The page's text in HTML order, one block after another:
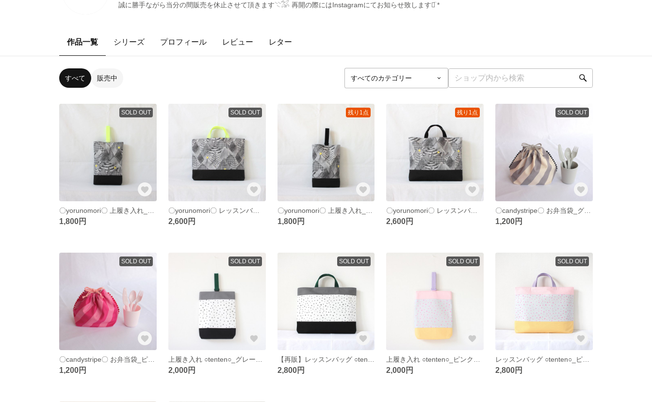
誠に勝手ながら当分の間販売を休止させて頂きます𓇢𓅮 再開の際にはInstagramにてお知らせ致します∨̈ *
作品一覧 シリーズ プロフィール レビュー レター
すべて 販売中
SOLD OUT
1,800円
SOLD OUT
〇yorunomori〇 レッスンバッグ_ネオンイエロー
2,600円
残り1点
1,800円
残り1点
〇yorunomori〇 レッスンバッグ_ブラック
2,600円
SOLD OUT
1,200円
SOLD OUT
1,200円
SOLD OUT
2,000円
SOLD OUT
2,800円
SOLD OUT
2,000円
SOLD OUT
2,800円